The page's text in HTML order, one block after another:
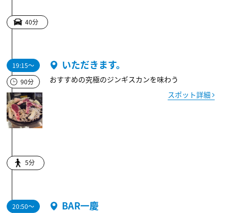
40分
19:15～
90分
いただきます。
おすすめの究極のジンギスカンを味わう
スポット詳細
5分
20:50～
BAR一慶